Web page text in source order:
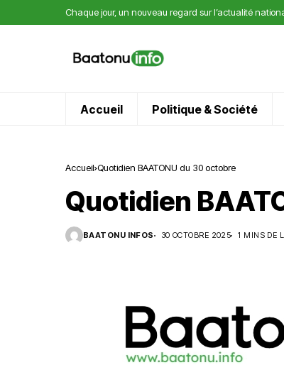
Chaque jour, un nouveau regard sur l’actualité
Accueil Politique & Société
Accueil Quotidien BAATONU du 30 octobre
Quotidien
BAATONU INFOS 30 OCTOBRE 2025 1 MINS DE